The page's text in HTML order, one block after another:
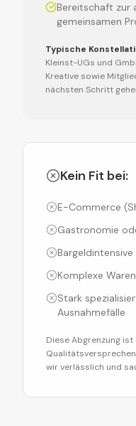
Bereitschaft zur
gemeinsamen
Typische
Kleinst-UGs und
Kreative sowie
nächsten Schritt
Kein Fit bei:
E-Commerce
Gastronomie
Komplexe
Stark
Ausnahmefälle
Diese Abgrenzung
wir verlässlich und